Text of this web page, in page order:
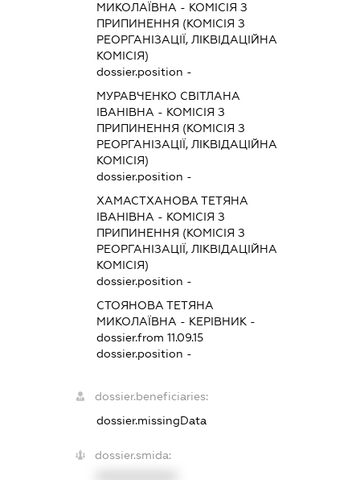
МИКОЛАЇВНА - КОМІСІЯ З
ПРИПИНЕННЯ (КОМІСІЯ З
РЕОРГАНІЗАЦІЇ, ЛІКВІДАЦІЙНА
КОМІСІЯ)
dossier.position -
МУРАВЧЕНКО СВІТЛАНА
ІВАНІВНА - КОМІСІЯ З
ПРИПИНЕННЯ (КОМІСІЯ З
РЕОРГАНІЗАЦІЇ, ЛІКВІДАЦІЙНА
КОМІСІЯ)
dossier.position -
ХАМАСТХАНОВА ТЕТЯНА
ІВАНІВНА - КОМІСІЯ З
ПРИПИНЕННЯ (КОМІСІЯ З
РЕОРГАНІЗАЦІЇ, ЛІКВІДАЦІЙНА
КОМІСІЯ)
dossier.position -
СТОЯНОВА ТЕТЯНА
МИКОЛАЇВНА - КЕРІВНИК -
dossier.from 11.09.15
dossier.position -
dossier.beneficiaries:
dossier.missingData
dossier.smida: